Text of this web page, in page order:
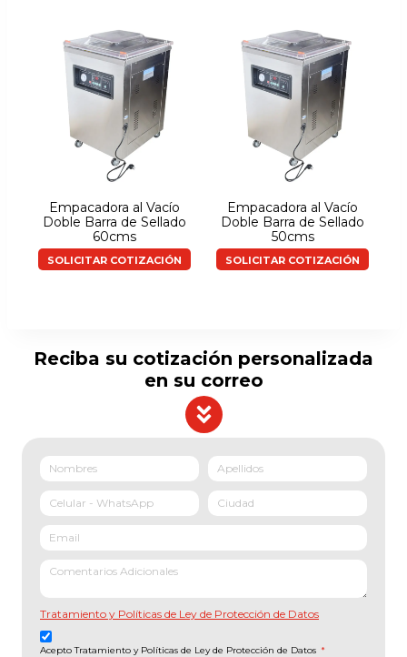
Empacadora al Vacío
Doble Barra de Sellado
60cms
SOLICITAR COTIZACIÓN
Empacadora al Vacío
Doble Barra de Sellado
50cms
SOLICITAR COTIZACIÓN
Reciba su cotización personalizada
en su correo
Tratamiento y Políticas de Ley de Protección de Datos
Acepto Tratamiento y Políticas de Ley de Protección de Datos *